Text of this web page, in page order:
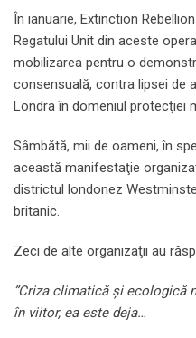
În ianuarie, Extinction
Regatului Unit din aceste
mobilizarea pentru o
consensuală, contra lipsei de
Londra în domeniul protecţiei
Sâmbătă, mii de oameni, în
această manifestaţie
districtul londonez
britanic.
Zeci de alte organizaţii au
”Criza climatică şi ecologică
în viitor, ea este deja…